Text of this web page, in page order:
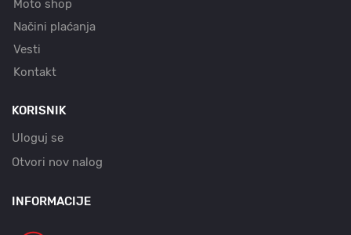
Moto shop
Načini plaćanja
Vesti
Kontakt
KORISNIK
Uloguj se
Otvori nov nalog
INFORMACIJE